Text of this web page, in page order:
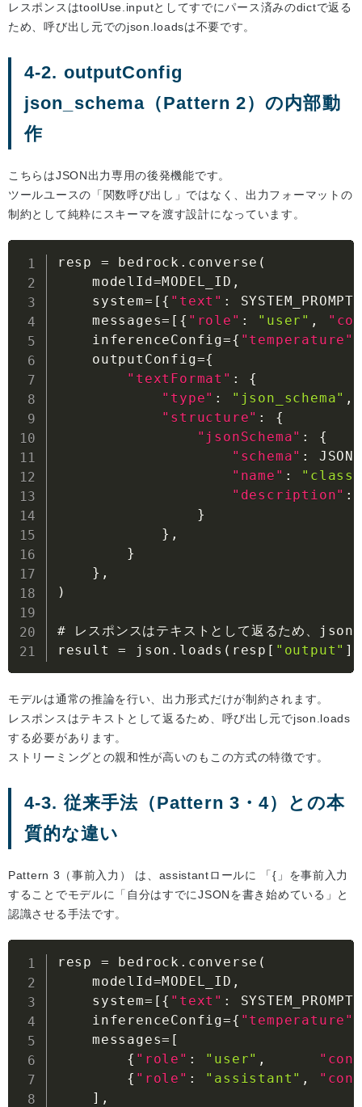
レスポンスはtoolUse.inputとしてすでにパース済みのdictで返る
ため、呼び出し元でのjson.loadsは不要です。
4-2. outputConfig
json_schema（Pattern 2）の内部動
作
こちらはJSON出力専用の後発機能です。
ツールユースの「関数呼び出し」ではなく、出力フォーマットの
制約として純粋にスキーマを渡す設計になっています。
resp = bedrock.converse(
    modelId=MODEL_ID
,
    system=
[ { "text" : SYSTEM_PROMPT
    messages=
[ { "role" : "user" ,
    inferenceConfig=
{ "temperature"
    outputConfig=
{
"textFormat" :
{
"type" : "json_schema" ,
"structure" :
{
"jsonSchema" :
{
"schema" :
"name" :
"description" :
}
} ,
}
} ,
)
# レスポンスはテキストとして返るため、
result = json.loads(resp [ "output" ]
モデルは通常の推論を行い、出力形式だけが制約されます。
レスポンスはテキストとして返るため、呼び出し元でjson.loads
する必要があります。
ストリーミングとの親和性が高いのもこの方式の特徴です。
4-3. 従来手法（Pattern 3・4）との本
質的な違い
Pattern 3（事前入力） は、assistantロールに 「{」を事前入力
することでモデルに「自分はすでにJSONを書き始めている」と
認識させる手法です。
resp = bedrock.converse(
    modelId=MODEL_ID
,
    system=
[ { "text" : SYSTEM_PROMPT
    inferenceConfig=
{ "temperature"
    messages=
[
{ "role" : "user" ,
{ "role" : "assistant" ,
] ,